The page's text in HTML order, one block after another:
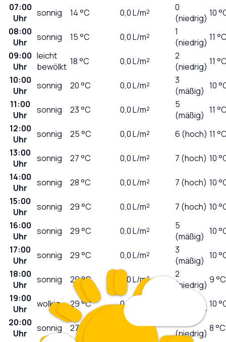
07:00
Uhr
sonnig 14°C 0,0L/m²
0
(niedrig) 10
08:00
Uhr
sonnig 15°C 0,0L/m²
1
(niedrig) 11
09:00
Uhr
leicht
bewölkt 18°C 0,0L/m²
2
(niedrig) 11
10:00
Uhr
sonnig 20°C 0,0L/m²
3
(mäßig) 10
11:00
Uhr
sonnig 23°C 0,0L/m²
5
(mäßig) 11
12:00
Uhr
sonnig 25°C 0,0L/m² 6 (hoch) 11
13:00
Uhr
sonnig 27°C 0,0L/m² 7 (hoch) 10
14:00
Uhr
sonnig 28°C 0,0L/m² 7 (hoch) 10
15:00
Uhr
sonnig 29°C 0,0L/m² 7 (hoch) 10
16:00
Uhr
sonnig 29°C 0,0L/m²
5
(mäßig) 10
17:00
Uhr
sonnig 29°C 0,0L/m²
3
(mäßig) 10
18:00
Uhr
sonnig 29°C 0,0L/m²
2
(niedrig) 9 °C
19:00
Uhr
wolkig 29°C 0,0
(niedrig) 10
20:00
Uhr
sonnig 27°C L/m²
(niedrig) 8 °C